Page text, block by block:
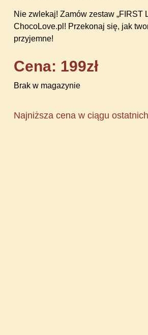
Nie zwlekaj! Zamów zestaw „FIRST
ChocoLove.pl! Przekonaj się, jak
przyjemne!
Cena: 199zł
Brak w magazynie
Najniższa cena w ciągu